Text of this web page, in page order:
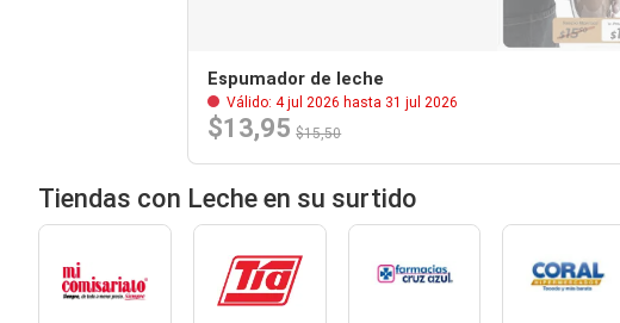
Espumador de leche
Válido: 4 jul 2026 hasta 31 jul 2026
$13,95 $15,50
Tiendas con Leche en su surtido